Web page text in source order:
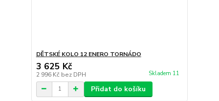
DĚTSKÉ KOLO 12 ENERO TORNÁDO
3 625 Kč
2 996 Kč bez DPH Skladem 11
Přidat do košíku